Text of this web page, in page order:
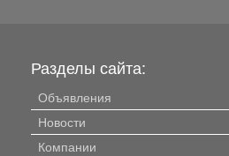
Разделы сайта:
Объявления
Новости
Компании